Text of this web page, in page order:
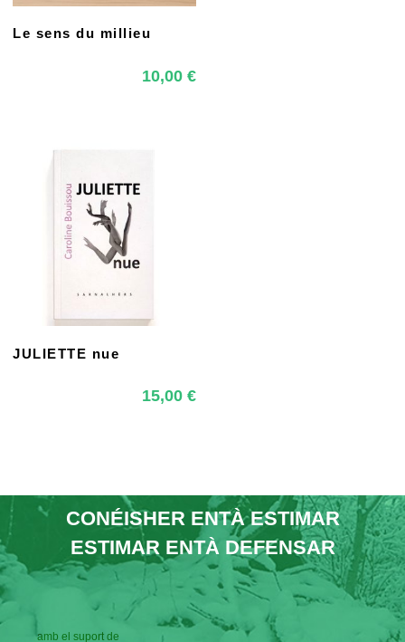
Le sens du millieu
10,00 €
JULIETTE nue
15,00 €
CONÉISHER ENTÀ ESTIMAR
ESTIMAR ENTÀ DEFENSAR
amb el suport de